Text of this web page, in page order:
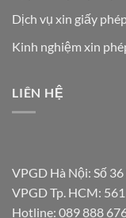
Dịch vụ xin giấy
Kinh nghiệm xin
LIÊN HỆ
VPGD Hà Nội: Số
VPGD Tp. HCM:
Hotline: 089 888